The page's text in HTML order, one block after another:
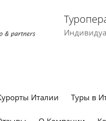
Италии Туры в